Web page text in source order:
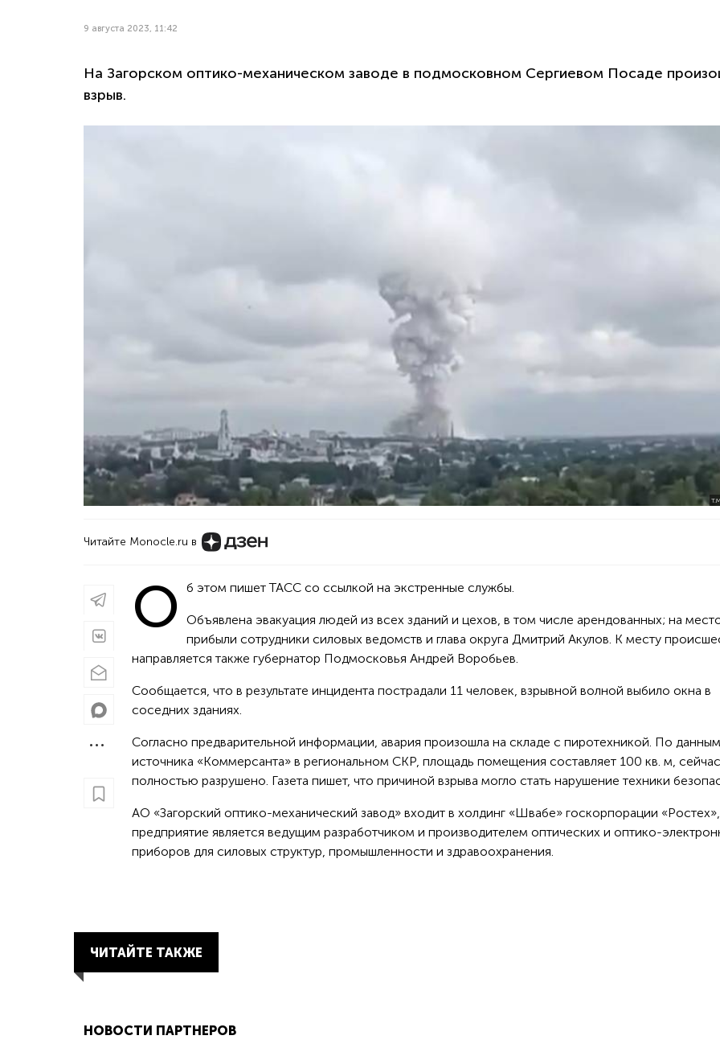
9 августа 2023, 11:42
На Загорском оптико-механическом заводе в подмосковном Сергиевом Посаде
взрыв.
Читайте Monocle.ru в
О б этом пишет ТАСС со ссылкой на экстренные службы.
Объявлена эвакуация людей из всех зданий и цехов, в том числе арендованных; на
прибыли сотрудники силовых ведомств и глава округа Дмитрий Акулов. К месту
направляется также губернатор Подмосковья Андрей Воробьев.
Сообщается, что в результате инцидента пострадали 11 человек, взрывной волной выбило окна в
соседних зданиях.
Согласно предварительной информации, авария произошла на складе с пиротехникой. По данным
источника «Коммерсанта» в региональном СКР, площадь помещения составляет 100 кв. м,
полностью разрушено. Газета пишет, что причиной взрыва могло стать нарушение техники
АО «Загорский оптико-механический завод» входит в холдинг «Швабе» госкорпорации «Ростех»,
предприятие является ведущим разработчиком и производителем оптических и оптико-
приборов для силовых структур, промышленности и здравоохранения.
ЧИТАЙТЕ ТАКЖЕ
НОВОСТИ ПАРТНЕРОВ